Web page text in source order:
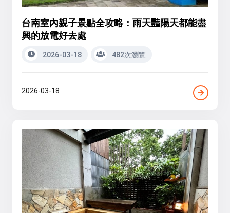
台南室內親子景點全攻略：雨天豔陽天都能盡
興的放電好去處
2026-03-18 482次瀏覽
2026-03-18